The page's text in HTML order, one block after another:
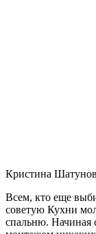
Кристина
Всем, кто еще
советую Кухни
спальню. Начиная